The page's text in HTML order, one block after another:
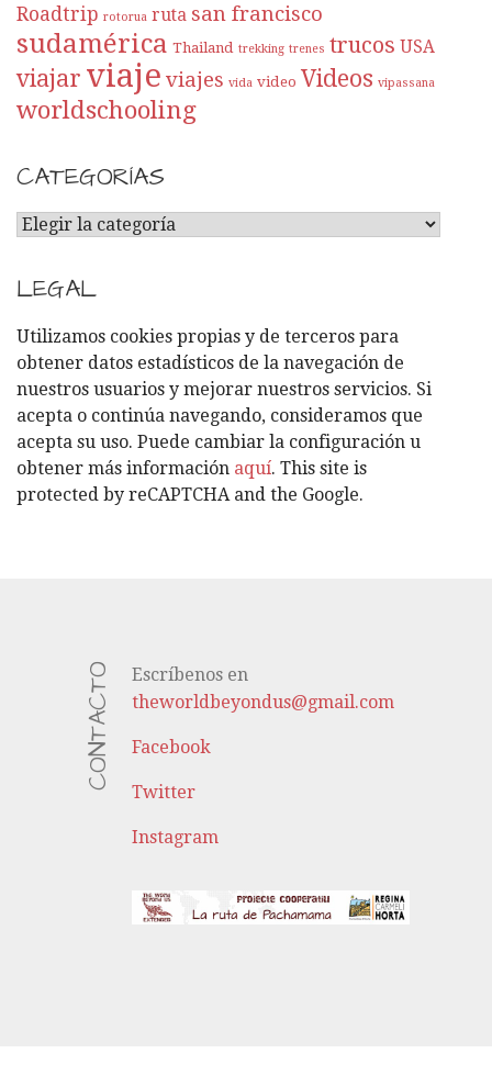
Roadtrip rotorua ruta san francisco
sudamérica Thailand trekking trenes trucos USA
viajar viaje viajes vida video Videos vipassana
worldschooling
CATEGORÍAS
C
T
E
G
O
R
Í
A
S
LEGAL
Utilizamos cookies propias y de terceros para
obtener datos estadísticos de la navegación de
nuestros usuarios y mejorar nuestros servicios. Si
acepta o continúa navegando, consideramos que
acepta su uso. Puede cambiar la configuración u
obtener más información aquí. This site is
protected by reCAPTCHA and the Google.
CONTACTO
Escríbenos en
theworldbeyondus@gmail.com
Facebook
Twitter
Instagram